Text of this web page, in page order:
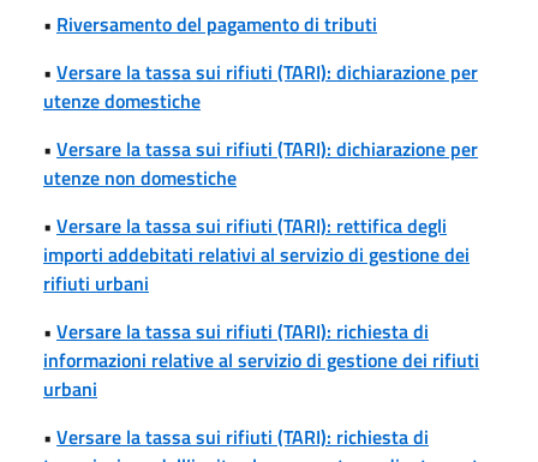
• Riversamento del pagamento di tributi
• Versare la tassa sui rifiuti (TARI): dichiarazione per
utenze domestiche
• Versare la tassa sui rifiuti (TARI): dichiarazione per
utenze non domestiche
• Versare la tassa sui rifiuti (TARI): rettifica degli
importi addebitati relativi al servizio di gestione dei
rifiuti urbani
• Versare la tassa sui rifiuti (TARI): richiesta di
informazioni relative al servizio di gestione dei rifiuti
urbani
• Versare la tassa sui rifiuti (TARI): richiesta di